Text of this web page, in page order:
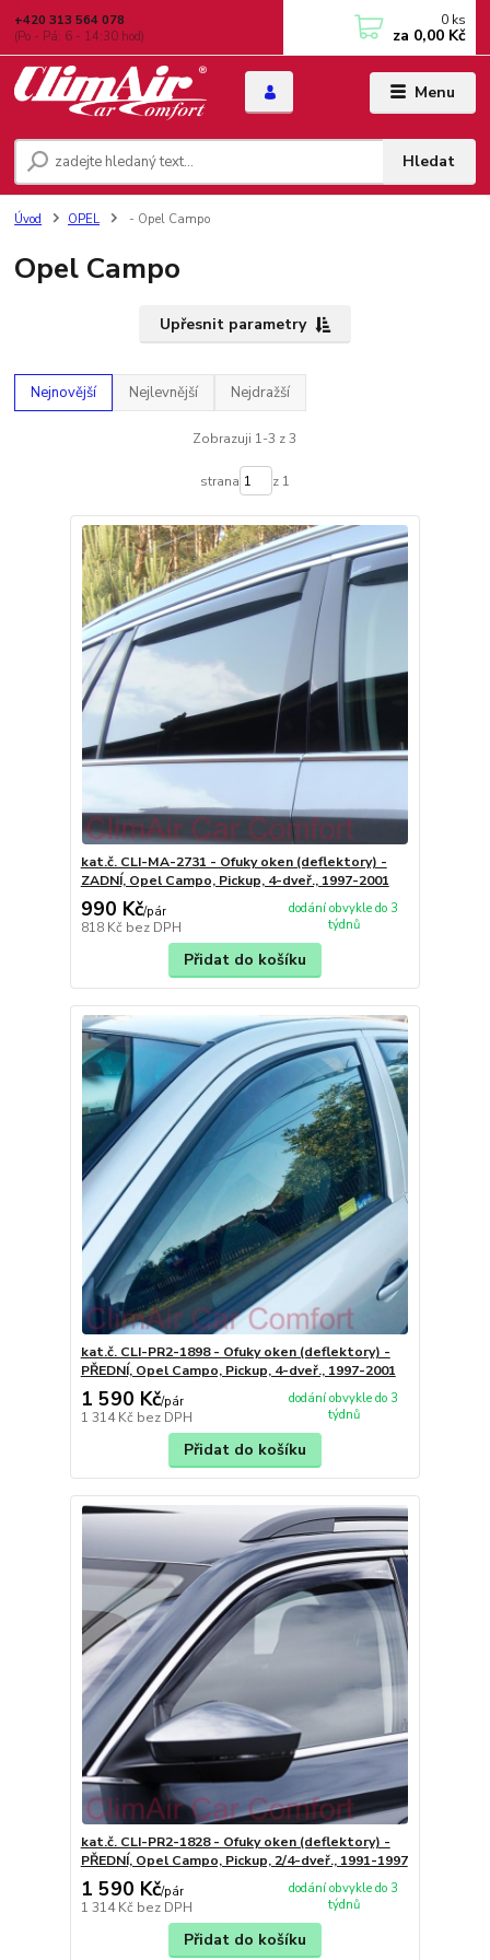
Menu
Hledat
+420 313 564 078
(Po - Pá: 6 - 14:30 hod)
0 ks
za 0,00 Kč
Úvod OPEL - Opel Campo
Opel Campo
Upřesnit parametry
Nejnovější Nejlevnější Nejdražší
Zobrazuji 1-3 z 3
strana z 1
kat.č. CLI-MA-2731 - Ofuky oken (deflektory) -
ZADNÍ, Opel Campo, Pickup, 4-dveř., 1997-2001
990 Kč/pár
818 Kč bez DPH
dodání obvykle do 3
týdnů
Přidat do košíku
kat.č. CLI-PR2-1898 - Ofuky oken (deflektory) -
PŘEDNÍ, Opel Campo, Pickup, 4-dveř., 1997-2001
1 590 Kč/pár
1 314 Kč bez DPH
dodání obvykle do 3
týdnů
Přidat do košíku
kat.č. CLI-PR2-1828 - Ofuky oken (deflektory) -
PŘEDNÍ, Opel Campo, Pickup, 2/4-dveř., 1991-1997
1 590 Kč/pár
1 314 Kč bez DPH
dodání obvykle do 3
týdnů
Přidat do košíku